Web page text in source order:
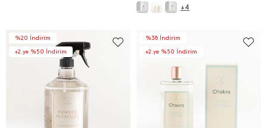
+4
%20 İndirim
+2.ye %50 İndirim
%38 İndirim
+2.ye %50 İndirim